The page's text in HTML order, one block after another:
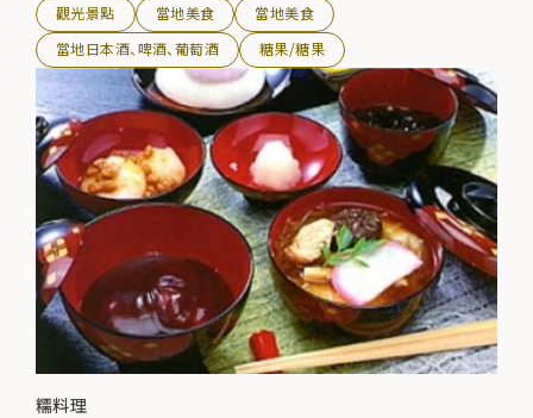
觀光景點 當地美食
當地美食
當地日本酒、啤酒、葡萄酒
糖果/糖果
糯料理